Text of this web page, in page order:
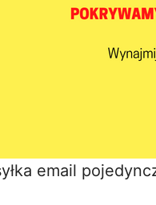
email